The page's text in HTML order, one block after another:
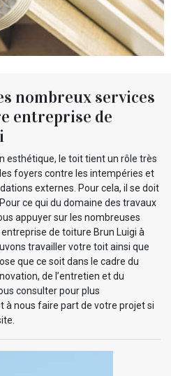
nombreux services
entreprise de
esthétique, le toit tient un rôle très
foyers contre les intempéries et
externes. Pour cela, il se doit
ce qui du domaine des travaux
appuyer sur les nombreuses
de toiture Brun Luigi à
travailler votre toit ainsi que
que ce soit dans le cadre du
de l’entretien et du
consulter pour plus
à nous faire part de votre projet si